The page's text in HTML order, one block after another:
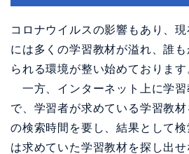
コロナウイルスの影響もあり、
には多くの学習教材が溢れ、誰
られる環境が整い始めております
一方、インターネット上に学習
で、学習者が求めている学習教
の検索時間を要し、結果として検
は求めていた学習教材を探し出